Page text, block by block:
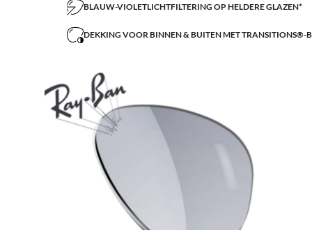
BLAUW-VIOLETLICHTFILTERING OP HELDERE GLAZEN*
DEKKING VOOR BINNEN & BUITEN MET TRANSITIONS®-